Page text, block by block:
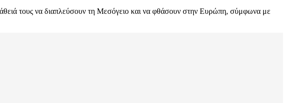
τους να διαπλεύσουν τη Μεσόγειο και να φθάσουν στην Ευρώπη, σύμφωνα με